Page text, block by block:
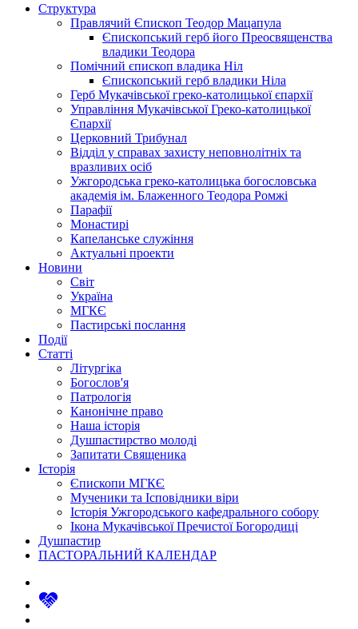
Структура
Правлячий Єпископ Теодор Мацапула
Єпископський герб його Преосвященства
владики Теодора
Помічний єпископ владика Ніл
Єпископський герб владики Ніла
Герб Мукачівської греко-католицької єпархії
Управління Мукачівської Греко-католицької
Єпархії
Церковний Трибунал
Відділ у справах захисту неповнолітніх та
вразливих осіб
Ужгородська греко-католицька богословська
академія ім. Блаженного Теодора Ромжі
Парафії
Монастирі
Капеланське служіння
Актуальні проекти
Новини
Світ
Україна
МГКЄ
Пастирські послання
Події
Статті
Літургіка
Богослов'я
Патрологія
Канонічне право
Наша історія
Душпастирство молоді
Запитати Священика
Історія
Єпископи МГКЄ
Мученики та Ісповідники віри
Історія Ужгородського кафедрального собору
Ікона Мукачівської Пречистої Богородиці
Душпастир
ПАСТОРАЛЬНИЙ КАЛЕНДАР